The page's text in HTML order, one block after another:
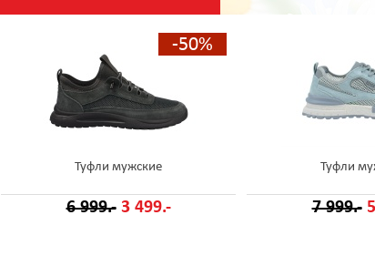
-50%
Туфли мужские
6 999.- 3 499.-
Туфли
7 999.-